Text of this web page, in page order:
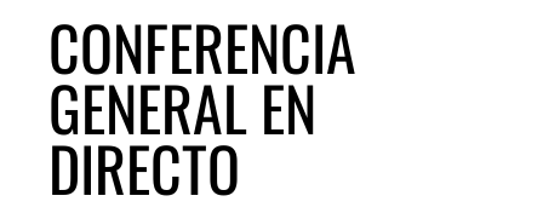
CONFERENCIA
GENERAL EN
DIRECTO